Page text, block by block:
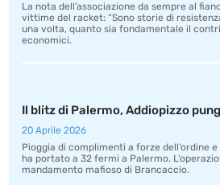
La nota dell’associazione da sempre al
vittime del racket: “Sono storie di
una volta, quanto sia fondamentale il
economici.
Il blitz di Palermo, Addiopizzo
20 Aprile 2026
Pioggia di complimenti a forze dell’ordine
ha portato a 32 fermi a Palermo.
mandamento mafioso di Brancaccio.